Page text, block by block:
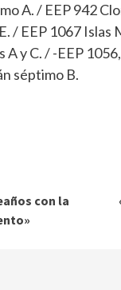
A. / EEP 942
/ EEP 1067
y C. / -EEP
séptimo B.
con la